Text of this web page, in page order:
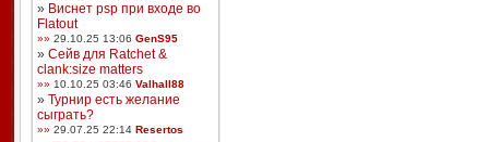
» Виснет psp при входе во
Flatout
»» 29.10.25 13:06 GenS95
» Сейв для Ratchet &
clank:size matters
»» 10.10.25 03:46 Valhall88
» Турнир есть желание
сыграть?
»» 29.07.25 22:14 Resertos